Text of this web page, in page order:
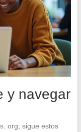
y navegar
org, sigue estos